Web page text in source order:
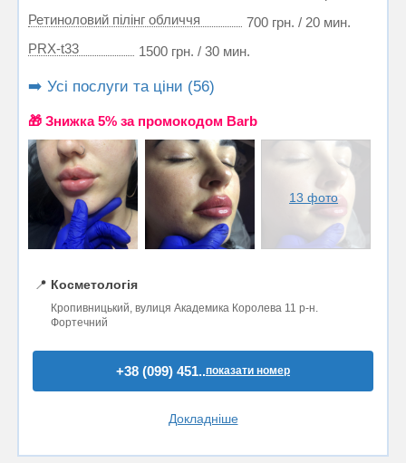
Ретиноловий пілінг обличчя
700 грн. / 20 мин.
PRX-t33
1500 грн. / 30 мин.
➡️ Усі послуги та ціни (56)
🎁 Знижка 5% за промокодом Barb
13 фото
📍 Косметологія
Кропивницький, вулиця Академика Королева 11 р-н.
Фортечний
+38 (099) 451..показати номер
Докладніше